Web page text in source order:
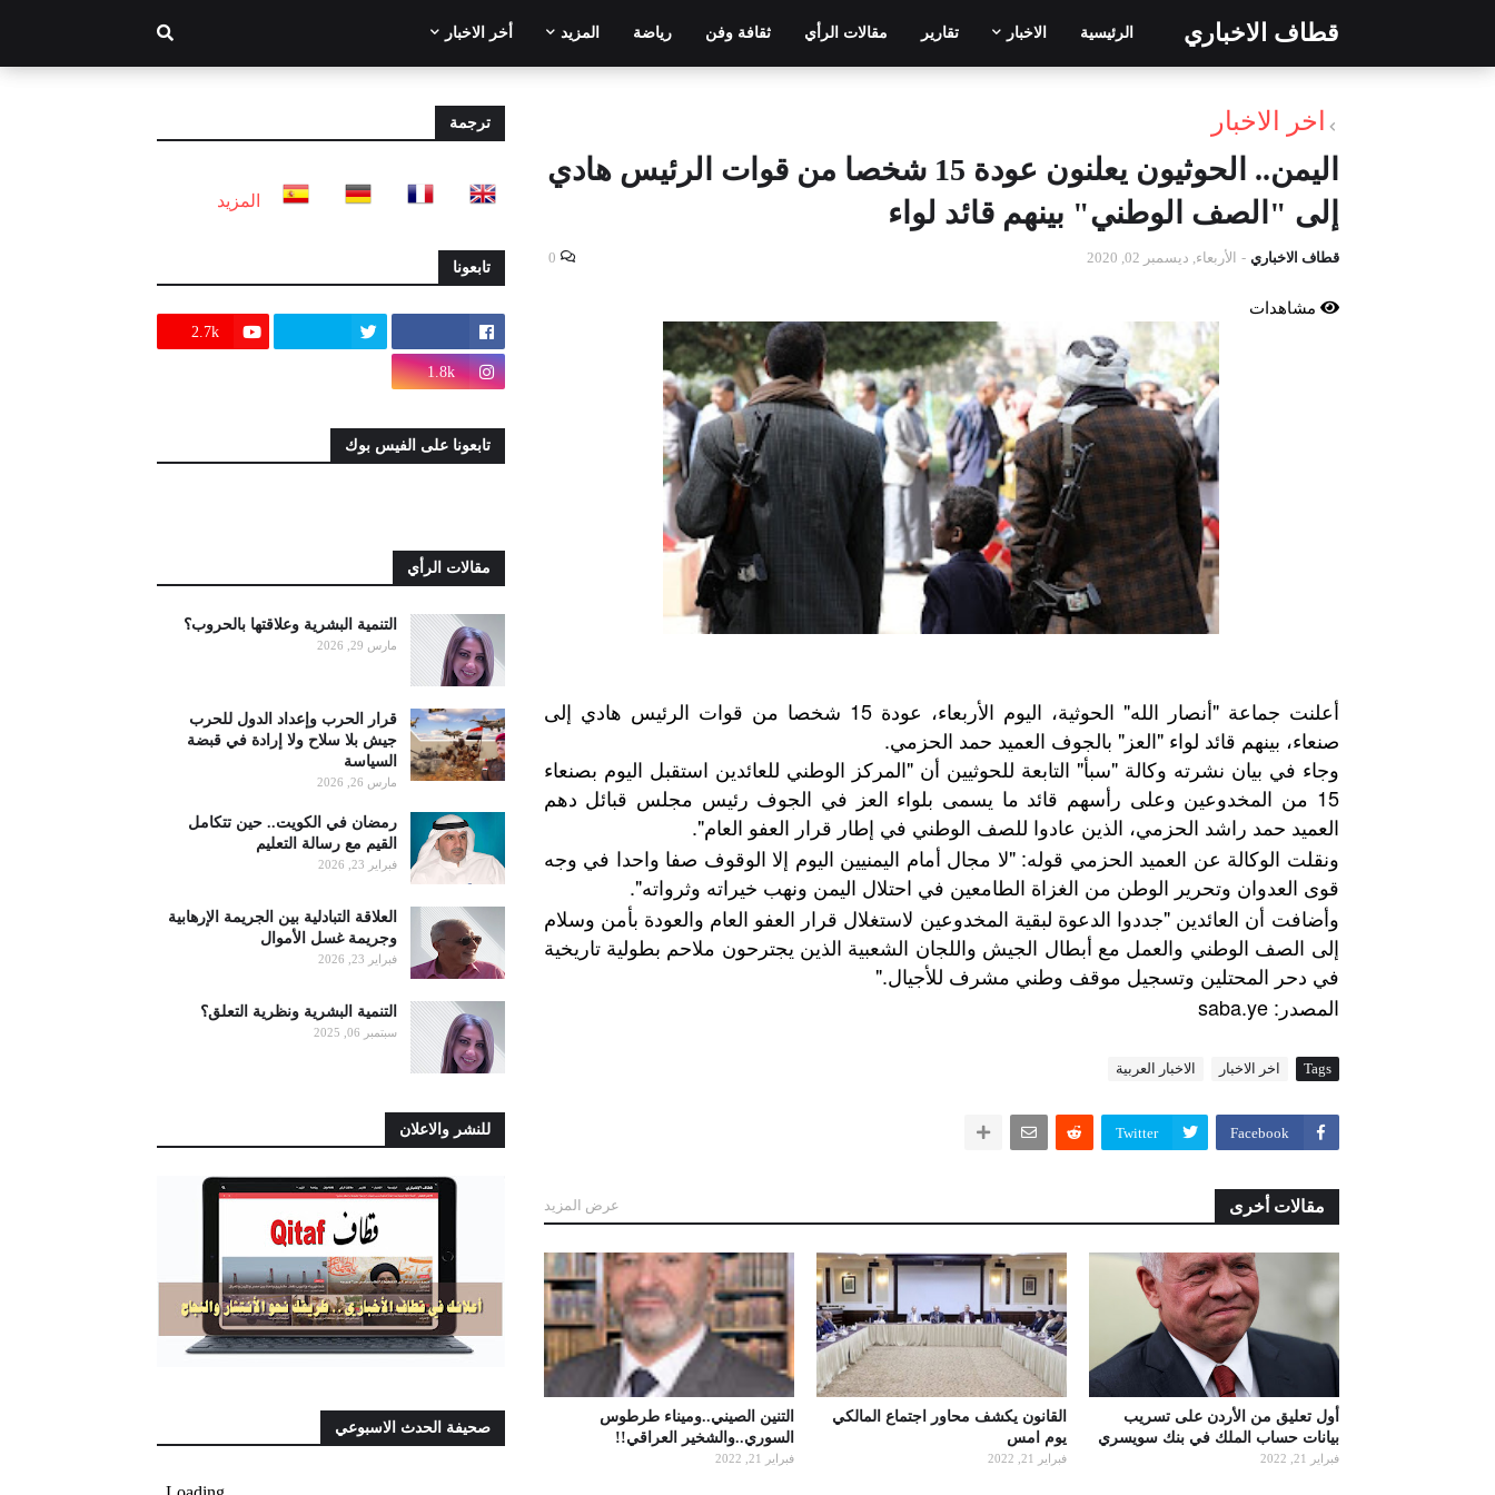
قطاف الاخباري الرئيسية الاخبار تقارير مقالات الرأي ثقافة وفن رياضة المزيد أخر الاخبار
اخر الاخبار
اليمن.. الحوثيون يعلنون عودة 15 شخصا من قوات الرئيس هادي
إلى "الصف الوطني" بينهم قائد لواء
قطاف الاخباري - الأربعاء, ديسمبر 02, 2020 0
مشاهدات
أعلنت جماعة "أنصار الله" الحوثية، اليوم الأربعاء، عودة 15 شخصا من قوات الرئيس هادي إلى
صنعاء، بينهم قائد لواء "العز" بالجوف العميد حمد الحزمي.
وجاء في بيان نشرته وكالة "سبأ" التابعة للحوثيين أن "المركز الوطني للعائدين استقبل اليوم بصنعاء
15 من المخدوعين وعلى رأسهم قائد ما يسمى بلواء العز في الجوف رئيس مجلس قبائل دهم
العميد حمد راشد الحزمي، الذين عادوا للصف الوطني في إطار قرار العفو العام".
ونقلت الوكالة عن العميد الحزمي قوله: "لا مجال أمام اليمنيين اليوم إلا الوقوف صفا واحدا في وجه
قوى العدوان وتحرير الوطن من الغزاة الطامعين في احتلال اليمن ونهب خيراته وثرواته".
وأضافت أن العائدين "جددوا الدعوة لبقية المخدوعين لاستغلال قرار العفو العام والعودة بأمن وسلام
إلى الصف الوطني والعمل مع أبطال الجيش واللجان الشعبية الذين يجترحون ملاحم بطولية تاريخية
في دحر المحتلين وتسجيل موقف وطني مشرف للأجيال."
المصدر : saba.ye
Tags اخر الاخبار الاخبار العربية
Facebook
Twitter
مقالات أخرى عرض المزيد
أول تعليق من الأردن على تسريب
بيانات حساب الملك في بنك سويسري
فبراير 21, 2022
القانون يكشف محاور اجتماع المالكي
يوم امس
فبراير 21, 2022
التنين الصيني..وميناء طرطوس
السوري..والشخير العراقي!!
فبراير 21, 2022
ترجمة
المزيد
تابعونا
2.7k
1.8k
تابعونا على الفيس بوك
مقالات الرأي
التنمية البشرية وعلاقتها بالحروب؟
مارس 29, 2026
قرار الحرب وإعداد الدول للحرب
جيش بلا سلاح ولا إرادة في قبضة
السياسة
مارس 26, 2026
رمضان في الكويت.. حين تتكامل
القيم مع رسالة التعليم
فبراير 23, 2026
العلاقة التبادلية بين الجريمة الإرهابية
وجريمة غسل الأموال
فبراير 23, 2026
التنمية البشرية ونظرية التعلق؟
سبتمبر 06, 2025
للنشر والاعلان
صحيفة الحدث الاسبوعي